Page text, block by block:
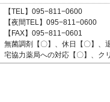
【TEL】095−811−0600
【夜間TEL】095−811−0600
【FAX】095−811−0601
無菌調剤【〇】、休日【〇】、
宅協力薬局への対応【〇】、ク